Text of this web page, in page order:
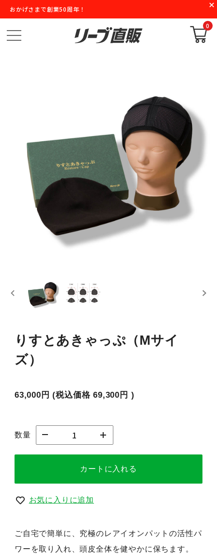
おかげさまで創業50周年！
0
りすとあきゃっぷ（Mサイ
ズ）
63,000円 (税込価格69,300円 )
数量
カートに入れる
お気に入りに追加
ご自宅で簡単に、究極のレアイオンパットの活性パ
ワーを取り入れ、頭皮全体を健やかに保ちます。